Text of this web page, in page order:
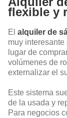
flexible y
El alquiler de
muy
lugar de
volúmenes de
externalizar el
Este sistema
de la usada y
Para negocios